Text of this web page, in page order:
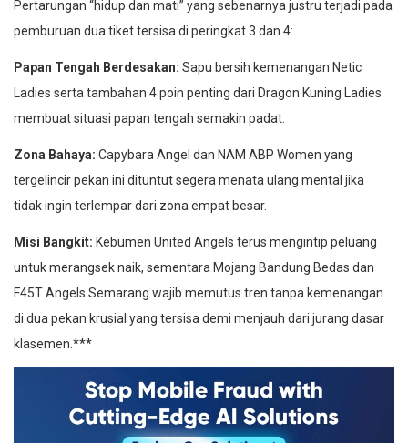
Pertarungan “hidup dan mati” yang sebenarnya justru terjadi pada
pemburuan dua tiket tersisa di peringkat 3 dan 4:
Papan Tengah Berdesakan: Sapu bersih kemenangan Netic
Ladies serta tambahan 4 poin penting dari Dragon Kuning Ladies
membuat situasi papan tengah semakin padat.
Zona Bahaya: Capybara Angel dan NAM ABP Women yang
tergelincir pekan ini dituntut segera menata ulang mental jika
tidak ingin terlempar dari zona empat besar.
Misi Bangkit: Kebumen United Angels terus mengintip peluang
untuk merangsek naik, sementara Mojang Bandung Bedas dan
F45T Angels Semarang wajib memutus tren tanpa kemenangan
di dua pekan krusial yang tersisa demi menjauh dari jurang dasar
klasemen.***